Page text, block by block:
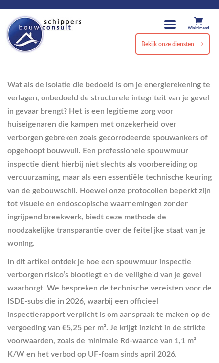
Winkelmand
Bekijk onze diensten
Wat als de isolatie die bedoeld is om je energierekening te
verlagen, onbedoeld de structurele integriteit van je gevel
in gevaar brengt? Het is een legitieme zorg voor
huiseigenaren die kampen met onzekerheid over
verborgen gebreken zoals gecorrodeerde spouwankers of
opgehoopt bouwvuil. Een professionele spouwmuur
inspectie dient hierbij niet slechts als voorbereiding op
verduurzaming, maar als een essentiële technische keuring
van de gebouwschil. Hoewel onze protocollen beperkt zijn
tot visuele en endoscopische waarnemingen zonder
ingrijpend breekwerk, biedt deze methode de
noodzakelijke transparantie over de feitelijke staat van je
woning.
In dit artikel ontdek je hoe een spouwmuur inspectie
verborgen risico’s blootlegt en de veiligheid van je gevel
waarborgt. We bespreken de technische vereisten voor de
ISDE-subsidie in 2026, waarbij een officieel
inspectierapport verplicht is om aanspraak te maken op de
vergoeding van €5,25 per m². Je krijgt inzicht in de strikte
voorwaarden, zoals de minimale Rd-waarde van 1,1 m²
K/W en het verbod op UF-foam sinds april 2026.